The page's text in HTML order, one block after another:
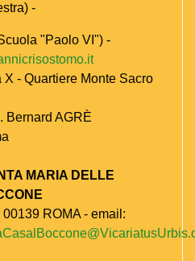
-
"Paolo VI") -
X - Quartiere Monte Sacro
Bernard AGRÈ
MARIA DELLE
ROMA - email: